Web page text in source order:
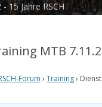
15 Jahre RSCH
MTB
Forum › Training›